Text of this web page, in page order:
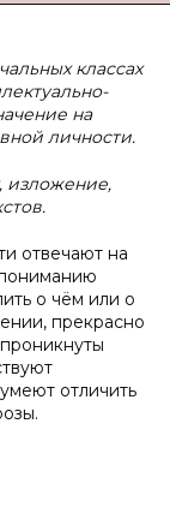
классах
на
личности.
изложение,
отвечают на
о чём или о
прекрасно
отличить